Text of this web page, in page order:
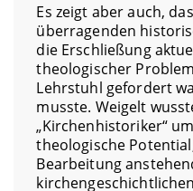
Es zeigt aber auch,
überragenden
die Erschließung
theologischer
Lehrstuhl gefordert
musste. Weigelt
„Kirchenhistoriker“
theologische
Bearbeitung